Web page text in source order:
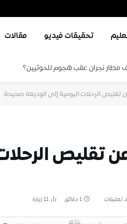
تحقيقات فيديو مقالات
مطار نجران عقب هجوم للحوثيين؟
تقليص الرحلات اليومية إلى الوديعة صحيحة
تقليص
تعليقات 1 دقائق 11زيارة